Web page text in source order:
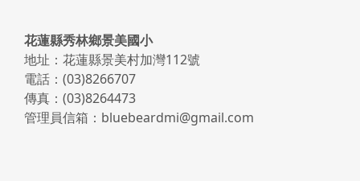
頁尾區域內容
花蓮縣秀林鄉景美國小
地址：花蓮縣景美村加灣112號
電話：(03)8266707
傳真：(03)8264473
管理員信箱：bluebeardmi@gmail.com